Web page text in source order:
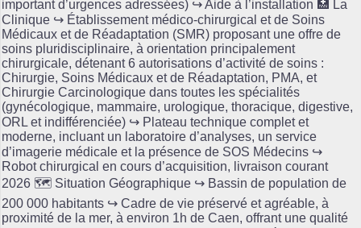
important d’urgences adressées) ↪️ Aide à l’installation 🏥 La
Clinique ↪️ Établissement médico-chirurgical et de Soins
Médicaux et de Réadaptation (SMR) proposant une offre de
soins pluridisciplinaire, à orientation principalement
chirurgicale, détenant 6 autorisations d’activité de soins :
Chirurgie, Soins Médicaux et de Réadaptation, PMA, et
Chirurgie Carcinologique dans toutes les spécialités
(gynécologique, mammaire, urologique, thoracique, digestive,
ORL et indifférenciée) ↪️ Plateau technique complet et
moderne, incluant un laboratoire d’analyses, un service
d’imagerie médicale et la présence de SOS Médecins ↪️
Robot chirurgical en cours d’acquisition, livraison courant
2026 🗺️ Situation Géographique ↪️ Bassin de population de
200 000 habitants ↪️ Cadre de vie préservé et agréable, à
proximité de la mer, à environ 1h de Caen, offrant une qualité